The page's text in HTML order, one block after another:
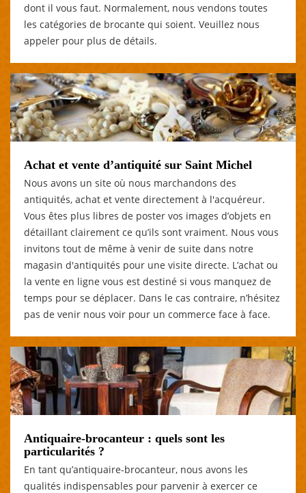
dont il vous faut. Normalement, nous vendons toutes
les catégories de brocante qui soient. Veuillez nous
appeler pour plus de détails.
Achat et vente d’antiquité sur Saint Michel
Nous avons un site où nous marchandons des
antiquités, achat et vente directement à l'acquéreur.
Vous êtes plus libres de poster vos images d’objets en
détaillant clairement ce qu’ils sont vraiment. Nous vous
invitons tout de même à venir de suite dans notre
magasin d'antiquités pour une visite directe. L’achat ou
la vente en ligne vous est destiné si vous manquez de
temps pour se déplacer. Dans le cas contraire, n’hésitez
pas de venir nous voir pour un commerce face à face.
Antiquaire-brocanteur : quels sont les
particularités ?
En tant qu’antiquaire-brocanteur, nous avons les
qualités indispensables pour parvenir à exercer ce